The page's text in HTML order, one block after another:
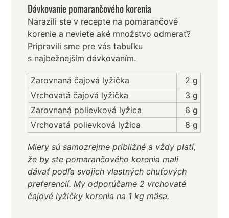
Dávkovanie pomarančového korenia
Narazili ste v recepte na pomarančové
korenie a neviete aké množstvo odmerať?
Pripravili sme pre vás tabuľku
s najbežnejším dávkovaním.
Zarovnaná čajová lyžička
2 g
Vrchovatá čajová lyžička
3 g
Zarovnaná polievková lyžica
6 g
Vrchovatá polievková lyžica
8 g
Miery sú samozrejme približné a vždy platí,
že by ste pomarančového korenia mali
dávať podľa svojich vlastných chuťových
preferencií. My odporúčame 2 vrchovaté
čajové lyžičky korenia na 1 kg mäsa.